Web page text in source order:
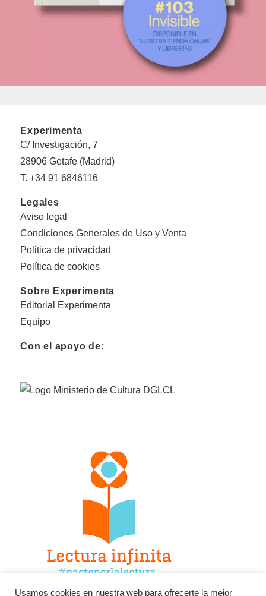
Experimenta
C/ Investigación, 7
28906 Getafe (Madrid)
T. +34 91 6846116
Legales
Aviso legal
Condiciones Generales de Uso y Venta
Politica de privacidad
Política de cookies
Sobre Experimenta
Editorial Experimenta
Equipo
Con el apoyo de:
Usamos cookies en nuestra web para ofrecerte la mejor